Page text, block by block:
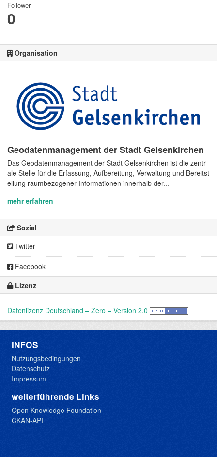
Follower
0
Organisation
Geodatenmanagement der Stadt Gelsenkirchen
Das Geodatenmanagement der Stadt Gelsenkirchen ist die zentr
ale Stelle für die Erfassung, Aufbereitung, Verwaltung und Bereitst
ellung raumbezogener Informationen innerhalb der...
mehr erfahren
Sozial
Twitter
Facebook
Lizenz
Datenlizenz Deutschland – Zero – Version 2.0
INFOS
Nutzungsbedingungen
Datenschutz
Impressum
weiterführende Links
Open Knowledge Foundation
CKAN-API